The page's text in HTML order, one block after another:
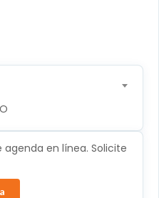
en línea. Solicite